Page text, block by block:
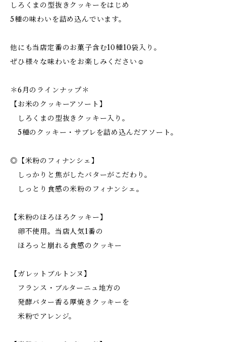
しろくまの型抜きクッキーをはじめ
5種の味わいを詰め込んでいます。
他にも当店定番のお菓子含む10種10袋入り。
ぜひ様々な味わいをお楽しみください☺
＊6月のラインナップ＊
【お米のクッキーアソート】
しろくまの型抜きクッキー入り。
5種のクッキー・サブレを詰め込んだアソート。
◎【米粉のフィナンシェ】
しっかりと焦がしたバターがこだわり。
しっとり食感の米粉のフィナンシェ。
【米粉のほろほろクッキー】
卵不使用。当店人気1番の
ほろっと崩れる食感のクッキー
【ガレットブルトンヌ】
フランス・ブルターニュ地方の
発酵バター香る厚焼きクッキーを
米粉でアレンジ。